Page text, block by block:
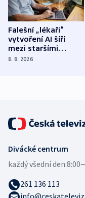
Falešní „lékaři“
vytvoření AI šíří
mezi staršími
Poláky nebezpečné
8. 8. 2026
Divácké centrum
každý všední den:
261 136 113